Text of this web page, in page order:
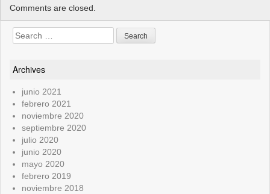
Comments are closed.
Search
for:
Archives
junio 2021
febrero 2021
noviembre 2020
septiembre 2020
julio 2020
junio 2020
mayo 2020
febrero 2019
noviembre 2018